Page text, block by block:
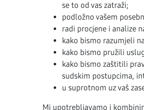
se to od vas zatraži;
podložno vašem
radi procjene i analize
kako bismo razumjeli
kako bismo pružili
kako bismo zaštitili
sudskim postupcima,
u suprotnom uz vaš
Mi upotrebljavamo i